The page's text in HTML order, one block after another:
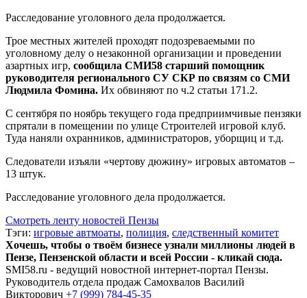
Расследование уголовного дела продолжается.
Трое местных жителей проходят подозреваемыми по
уголовному делу о незаконной организации и проведении
азартных игр, сообщила СМИ58 старший помощник
руководителя регионального СУ СКР по связям со СМИ
Людмила Фомина. Их обвиняют по ч.2 статьи 171.2.
С сентября по ноябрь текущего года предприимчивые пензяки
спрятали в помещении по улице Строителей игровой клуб.
Туда наняли охранников, администраторов, уборщиц и т.д.
Следователи изъяли «чертову дюжину» игровых автоматов –
13 штук.
Расследование уголовного дела продолжается.
Смотреть ленту новостей Пензы
Тэги: игровые автмоаты, полиция, следственный комитет
Хочешь, чтобы о твоём бизнесе узнали миллионы людей в
Пензе, Пензенской области и всей России - кликай сюда.
SMI58.ru - ведущий новостной интернет-портал Пензы.
Руководитель отдела продаж Самохвалов Василий
Викторович +7 (999) 784-45-35